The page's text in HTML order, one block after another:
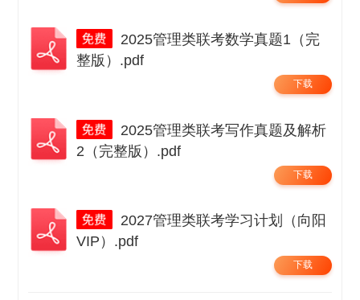
整版）.pdf
下载
2（完整版）.pdf
下载
VIP）.pdf
下载